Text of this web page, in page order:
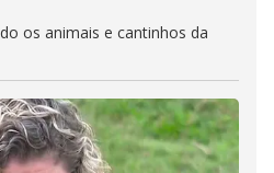
os animais e cantinhos da